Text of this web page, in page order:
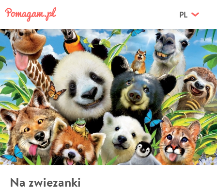
PL
Na zwiezanki